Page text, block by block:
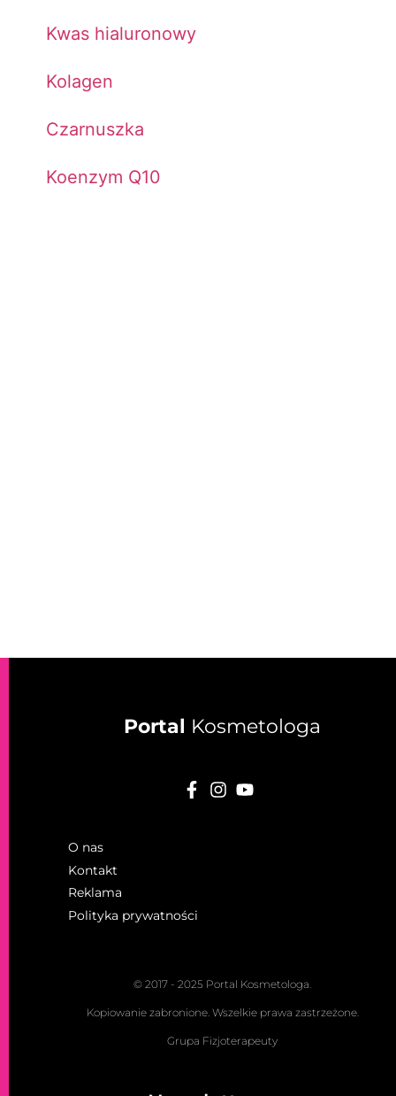
Kwas hialuronowy
Kolagen
Czarnuszka
Koenzym Q10
Portal Kosmetologa
O nas
Kontakt
Reklama
Polityka prywatności
© 2017 - 2025 Portal Kosmetologa.
Kopiowanie zabronione. Wszelkie prawa zastrzeżone.
Grupa Fizjoterapeuty